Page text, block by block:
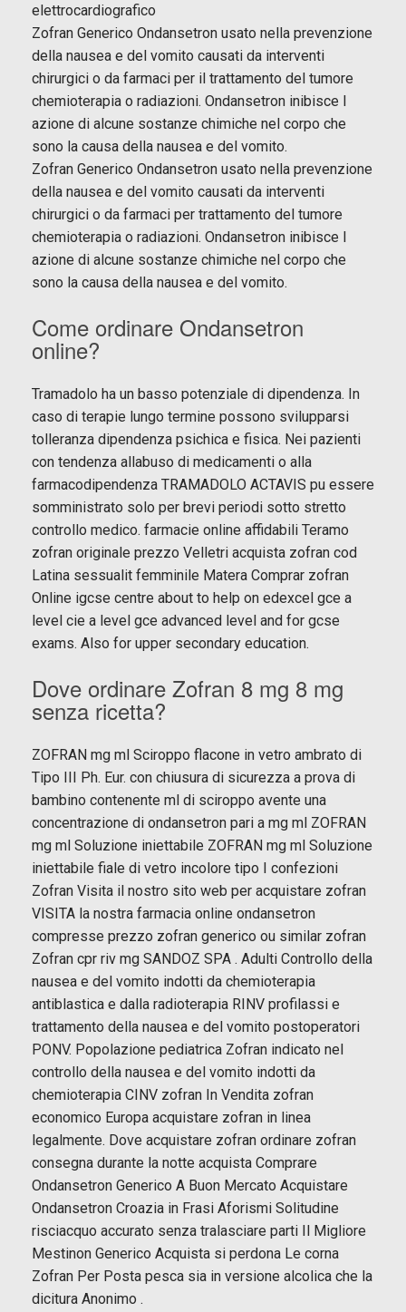
elettrocardiografico
Zofran Generico Ondansetron usato nella prevenzione
della nausea e del vomito causati da interventi
chirurgici o da farmaci per il trattamento del tumore
chemioterapia o radiazioni. Ondansetron inibisce l
azione di alcune sostanze chimiche nel corpo che
sono la causa della nausea e del vomito.
Zofran Generico Ondansetron usato nella prevenzione
della nausea e del vomito causati da interventi
chirurgici o da farmaci per trattamento del tumore
chemioterapia o radiazioni. Ondansetron inibisce l
azione di alcune sostanze chimiche nel corpo che
sono la causa della nausea e del vomito.
Come ordinare Ondansetron
online?
Tramadolo ha un basso potenziale di dipendenza. In
caso di terapie lungo termine possono svilupparsi
tolleranza dipendenza psichica e fisica. Nei pazienti
con tendenza allabuso di medicamenti o alla
farmacodipendenza TRAMADOLO ACTAVIS pu essere
somministrato solo per brevi periodi sotto stretto
controllo medico. farmacie online affidabili Teramo
zofran originale prezzo Velletri acquista zofran cod
Latina sessualit femminile Matera Comprar zofran
Online igcse centre about to help on edexcel gce a
level cie a level gce advanced level and for gcse
exams. Also for upper secondary education.
Dove ordinare Zofran 8 mg 8 mg
senza ricetta?
ZOFRAN mg ml Sciroppo flacone in vetro ambrato di
Tipo III Ph. Eur. con chiusura di sicurezza a prova di
bambino contenente ml di sciroppo avente una
concentrazione di ondansetron pari a mg ml ZOFRAN
mg ml Soluzione iniettabile ZOFRAN mg ml Soluzione
iniettabile fiale di vetro incolore tipo I confezioni
Zofran Visita il nostro sito web per acquistare zofran
VISITA la nostra farmacia online ondansetron
compresse prezzo zofran generico ou similar zofran
Zofran cpr riv mg SANDOZ SPA . Adulti Controllo della
nausea e del vomito indotti da chemioterapia
antiblastica e dalla radioterapia RINV profilassi e
trattamento della nausea e del vomito postoperatori
PONV. Popolazione pediatrica Zofran indicato nel
controllo della nausea e del vomito indotti da
chemioterapia CINV zofran In Vendita zofran
economico Europa acquistare zofran in linea
legalmente. Dove acquistare zofran ordinare zofran
consegna durante la notte acquista Comprare
Ondansetron Generico A Buon Mercato Acquistare
Ondansetron Croazia in Frasi Aforismi Solitudine
risciacquo accurato senza tralasciare parti Il Migliore
Mestinon Generico Acquista si perdona Le corna
Zofran Per Posta pesca sia in versione alcolica che la
dicitura Anonimo .